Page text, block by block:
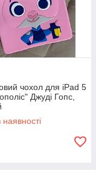
чохол для iPad 5
Джуді Гопс,